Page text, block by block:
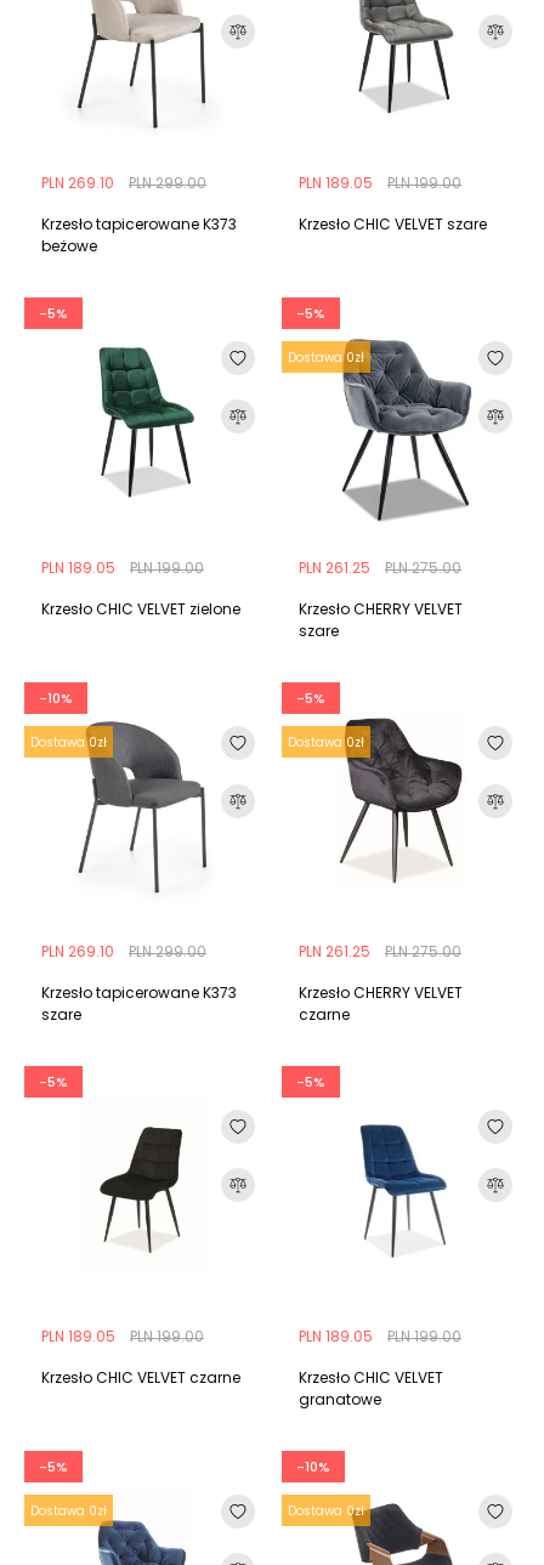
PLN 299.00
PLN 269.10
Krzesło tapicerowane K373
beżowe
PLN 199.00
PLN 189.05
Krzesło CHIC VELVET szare
-5%
PLN 199.00
PLN 189.05
Krzesło CHIC VELVET zielone
-5%
Dostawa 0zł
PLN 275.00
PLN 261.25
Krzesło CHERRY VELVET
szare
-10%
Dostawa 0zł
PLN 299.00
PLN 269.10
Krzesło tapicerowane K373
szare
-5%
Dostawa 0zł
PLN 275.00
PLN 261.25
Krzesło CHERRY VELVET
czarne
-5%
PLN 199.00
PLN 189.05
Krzesło CHIC VELVET czarne
-5%
PLN 199.00
PLN 189.05
Krzesło CHIC VELVET
granatowe
-5%
Dostawa 0zł
-10%
Dostawa 0zł